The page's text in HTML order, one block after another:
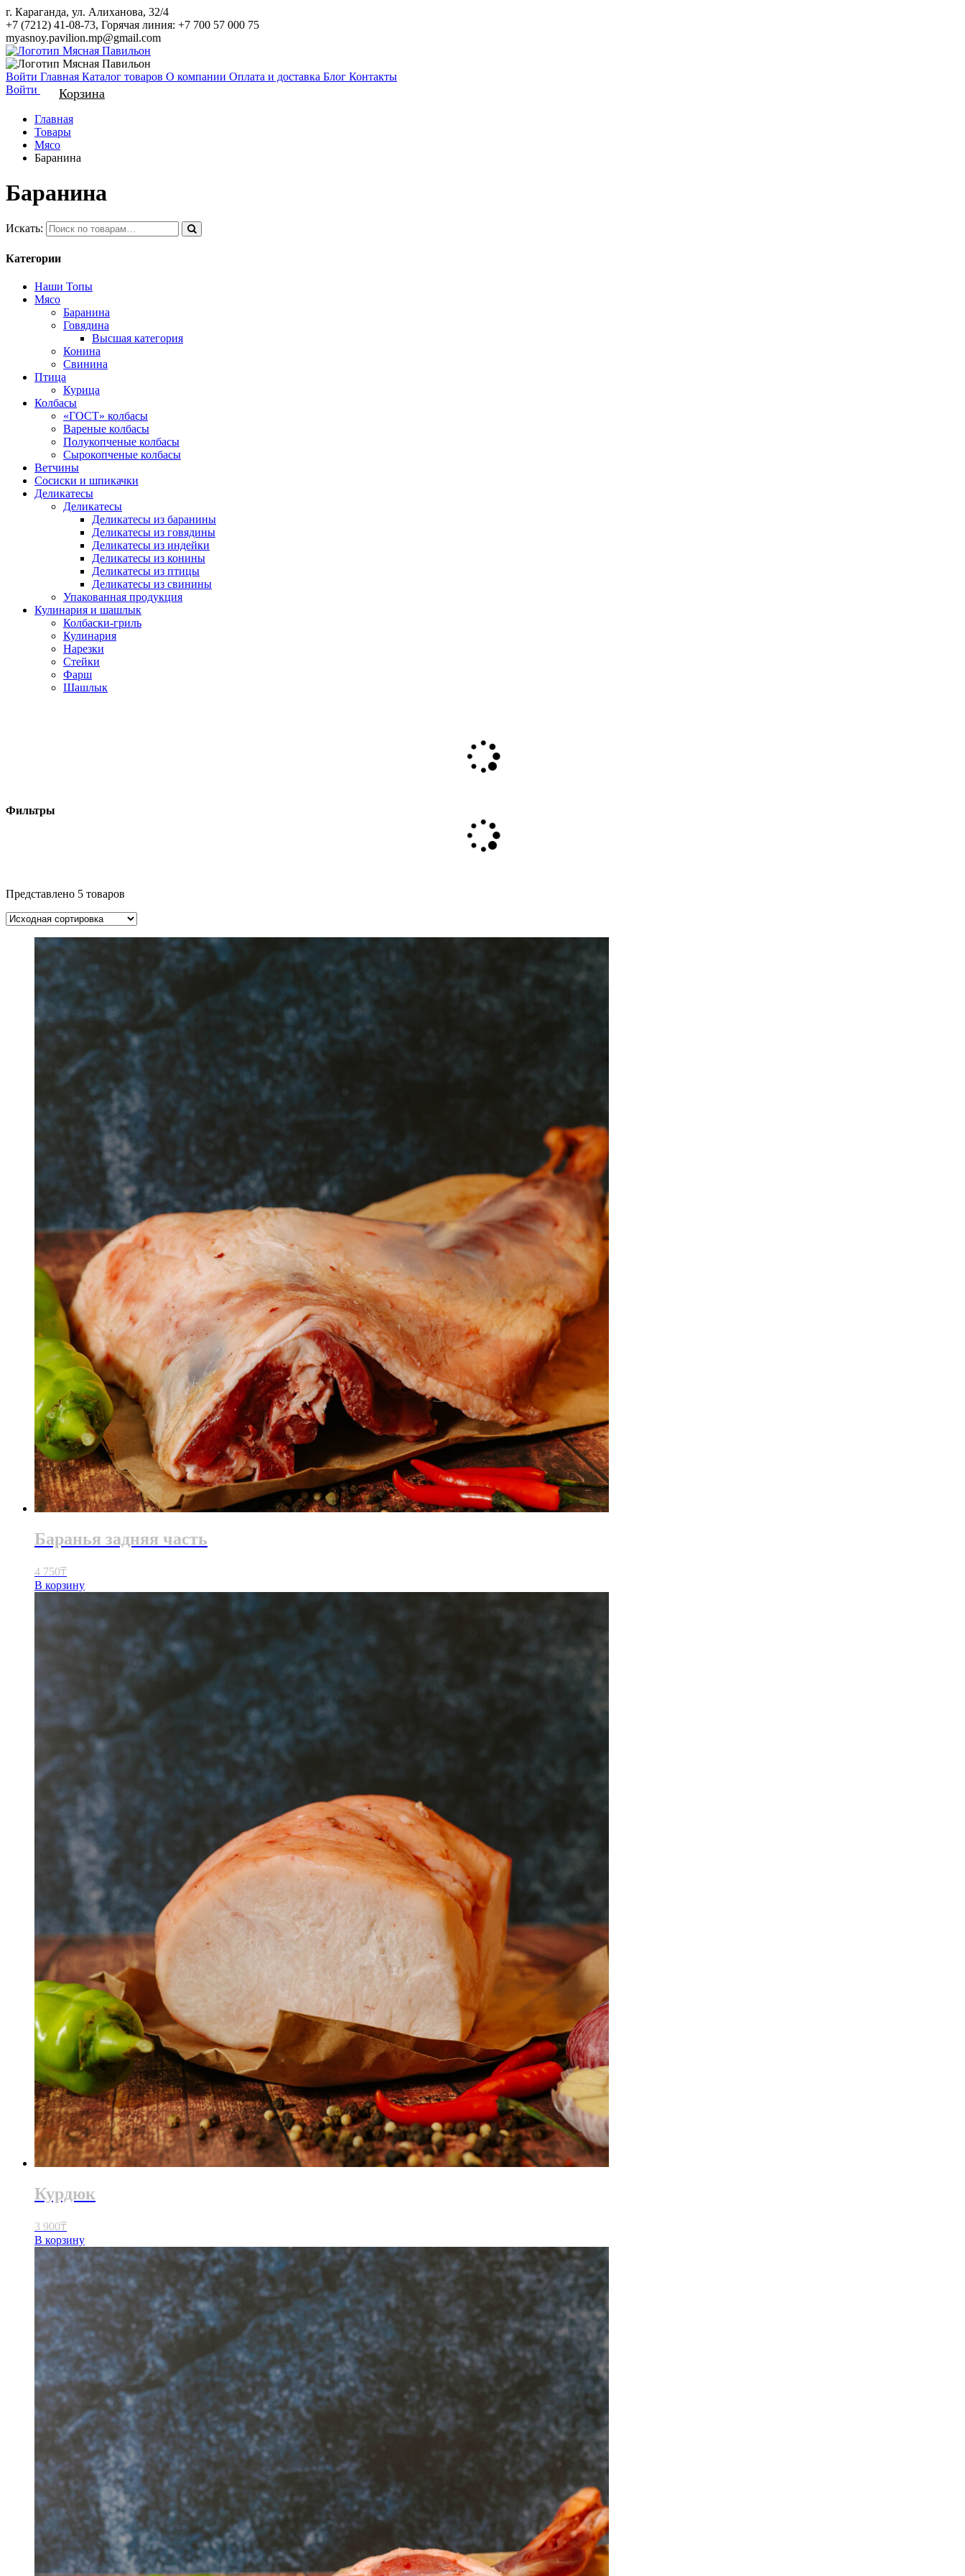
г. Караганда, ул. Алиханова, 32/4
+7 (7212) 41-08-73, Горячая линия: +7 700 57 000 75
myasnoy.pavilion.mp@gmail.com
Войти Главная Каталог товаров О компании Оплата и доставка Блог Контакты
Войти
Корзина
Главная
Товары
Мясо
Баранина
Баранина
Искать:
Категории
Наши Топы
Мясо
Баранина
Говядина
Высшая категория
Конина
Свинина
Птица
Курица
Колбасы
«ГОСТ» колбасы
Вареные колбасы
Полукопченые колбасы
Сырокопченые колбасы
Ветчины
Сосиски и шпикачки
Деликатесы
Деликатесы
Деликатесы из баранины
Деликатесы из говядины
Деликатесы из индейки
Деликатесы из конины
Деликатесы из птицы
Деликатесы из свинины
Упакованная продукция
Кулинария и шашлык
Колбаски-гриль
Кулинария
Нарезки
Стейки
Фарш
Шашлык
Фильтры
Представлено 5 товаров
Баранья задняя часть
4 750₸
В корзину
Курдюк
3 900₸
В корзину